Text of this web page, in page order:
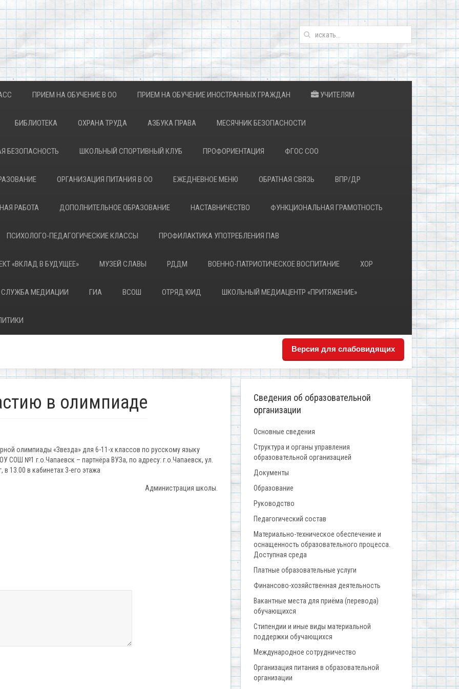
ПРИЕМ НА ОБУЧЕНИЕ В ОО ПРИЕМ НА ОБУЧЕНИЕ ИНОСТРАННЫХ ГРАЖДАН УЧИТЕЛЯМ
БИБЛИОТЕКА ОХРАНА ТРУДА АЗБУКА ПРАВА МЕСЯЧНИК БЕЗОПАСНОСТИ
БЕЗОПАСНОСТЬ ШКОЛЬНЫЙ СПОРТИВНЫЙ КЛУБ ПРОФОРИЕНТАЦИЯ ФГОС СОО
ОРГАНИЗАЦИЯ ПИТАНИЯ В ОО ЕЖЕДНЕВНОЕ МЕНЮ ОБРАТНАЯ СВЯЗЬ ВПР/ДР
РАБОТА ДОПОЛНИТЕЛЬНОЕ ОБРАЗОВАНИЕ НАСТАВНИЧЕСТВО ФУНКЦИОНАЛЬНАЯ ГРАМОТНОСТЬ
ПСИХОЛОГО-ПЕДАГОГИЧЕСКИЕ КЛАССЫ ПРОФИЛАКТИКА УПОТРЕБЛЕНИЯ ПАВ
«ВКЛАД В БУДУЩЕЕ» МУЗЕЙ СЛАВЫ РДДМ ВОЕННО-ПАТРИОТИЧЕСКОЕ ВОСПИТАНИЕ ХОР
МЕДИАЦИИ ГИА ВСОШ ОТРЯД ЮИД ШКОЛЬНЫЙ МЕДИАЦЕНТР «ПРИТЯЖЕНИЕ»
Версия для слабовидящих
в олимпиаде
олимпиады «Звезда» для 6-11-х классов по русскому языку
СОШ №1 г.о.Чапаевск – партнёра ВУЗа, по адресу: г.о.Чапаевск, ул.
13.00 в кабинетах 3-его этажа
Администрация школы.
Сведения об образовательной
организации
Основные сведения
Структура и органы управления
образовательной организацией
Документы
Образование
Руководство
Педагогический состав
Материально-техническое обеспечение и
оснащенность образовательного процесса.
Доступная среда
Платные образовательные услуги
Финансово-хозяйственная деятельность
Вакантные места для приёма (перевода)
обучающихся
Стипендии и иные виды материальной
поддержки обучающихся
Международное сотрудничество
Организация питания в образовательной
организации